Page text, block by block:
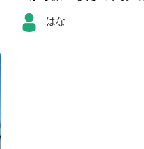
ヶ谷くらいです。帰りは
はな